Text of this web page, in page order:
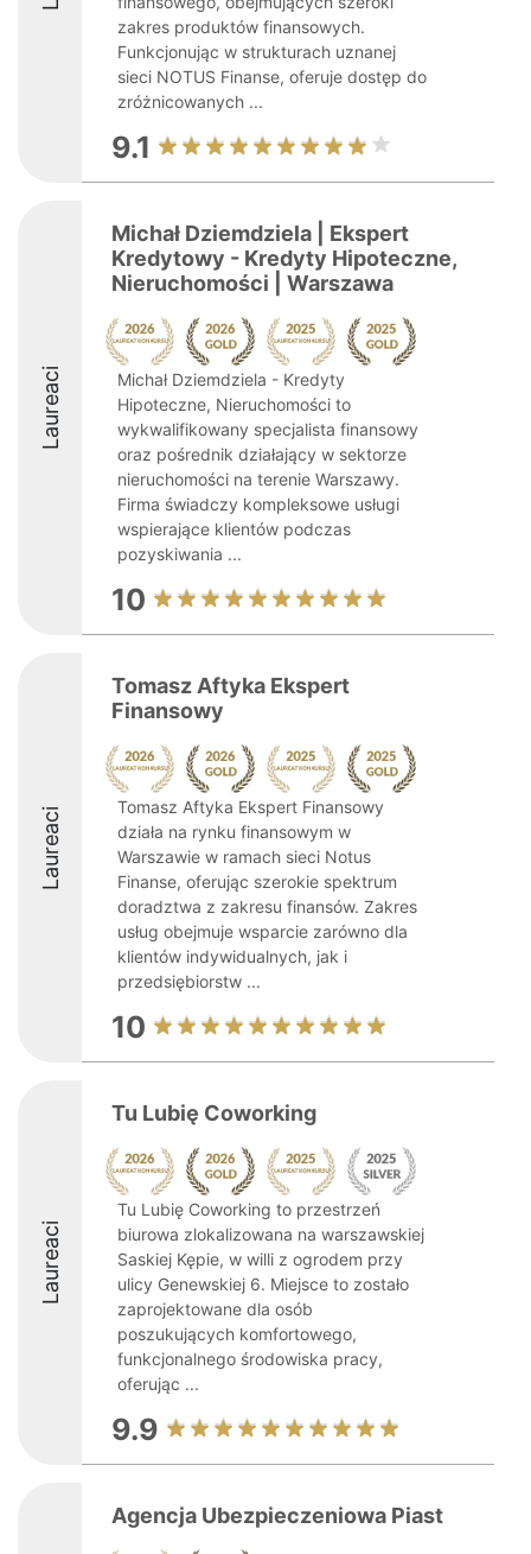
zakres produktów finansowych.
Funkcjonując w strukturach uznanej
sieci NOTUS Finanse, oferuje dostęp do
zróżnicowanych ...
9.1
Laureaci
Michał Dziemdziela | Ekspert
Kredytowy - Kredyty Hipoteczne,
Nieruchomości | Warszawa
Michał Dziemdziela - Kredyty
Hipoteczne, Nieruchomości to
wykwalifikowany specjalista finansowy
oraz pośrednik działający w sektorze
nieruchomości na terenie Warszawy.
Firma świadczy kompleksowe usługi
wspierające klientów podczas
pozyskiwania ...
10
Laureaci
Tomasz Aftyka Ekspert
Finansowy
Tomasz Aftyka Ekspert Finansowy
działa na rynku finansowym w
Warszawie w ramach sieci Notus
Finanse, oferując szerokie spektrum
doradztwa z zakresu finansów. Zakres
usług obejmuje wsparcie zarówno dla
klientów indywidualnych, jak i
przedsiębiorstw ...
10
Laureaci
Tu Lubię Coworking
Tu Lubię Coworking to przestrzeń
biurowa zlokalizowana na warszawskiej
Saskiej Kępie, w willi z ogrodem przy
ulicy Genewskiej 6. Miejsce to zostało
zaprojektowane dla osób
poszukujących komfortowego,
funkcjonalnego środowiska pracy,
oferując ...
9.9
Agencja Ubezpieczeniowa Piast